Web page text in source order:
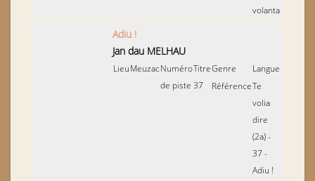
volanta
Adiu !
Jan dau MELHAU
LieuMeuzacNuméro
de piste
Titre
37
Genre
Langue
RéférenceTe
volia
dire
(2a) -
37 -
Adiu !